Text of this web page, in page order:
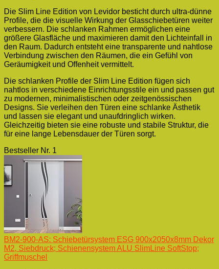
Die Slim Line Edition von Levidor besticht durch ultra-dünne
Profile, die die visuelle Wirkung der Glasschiebetüren weiter
verbessern. Die schlanken Rahmen ermöglichen eine
größere Glasfläche und maximieren damit den Lichteinfall in
den Raum. Dadurch entsteht eine transparente und nahtlose
Verbindung zwischen den Räumen, die ein Gefühl von
Geräumigkeit und Offenheit vermittelt.
Die schlanken Profile der Slim Line Edition fügen sich
nahtlos in verschiedene Einrichtungsstile ein und passen gut
zu modernen, minimalistischen oder zeitgenössischen
Designs. Sie verleihen den Türen eine schlanke Ästhetik
und lassen sie elegant und unaufdringlich wirken.
Gleichzeitig bieten sie eine robuste und stabile Struktur, die
für eine lange Lebensdauer der Türen sorgt.
Bestseller Nr. 1
BM2-900-AS: Schiebetürsystem ESG 900x2050x8mm Dekor
M2, Siebdruck; Schienensystem ALU SlimLine SoftStop;
Griffmuschel